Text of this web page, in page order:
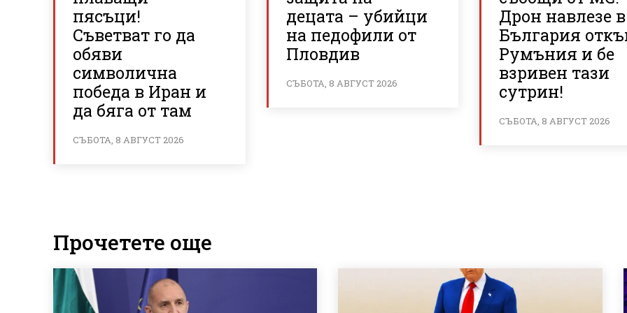
пясъци!
Съветват го да
обяви
символична
победа в Иран и
да бяга от там
СЪБОТА, 8 АВГУСТ 2026
децата – убийци
на педофили от
Пловдив
СЪБОТА, 8 АВГУСТ 2026
Дрон навлезе в
България
Румъния и бе
взривен тази
сутрин!
СЪБОТА, 8 АВГУСТ 2026
Прочетете още